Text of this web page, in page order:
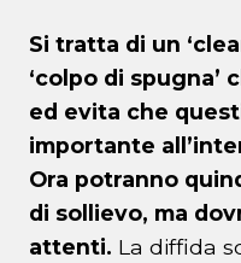
Si tratta di un
‘colpo di
ed evita che
importante
Ora potranno
di sollievo, ma
attenti. La diffida